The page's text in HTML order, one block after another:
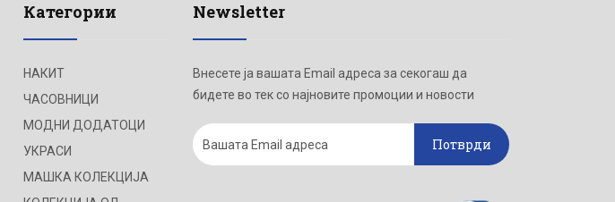
Категории
НАКИТ
ЧАСОВНИЦИ
МОДНИ ДОДАТОЦИ
УКРАСИ
МАШКА КОЛЕКЦИЈА
Newsletter
Внесете ја вашата Email адреса за секогаш да
бидете во тек со најновите промоции и новости
Потврди